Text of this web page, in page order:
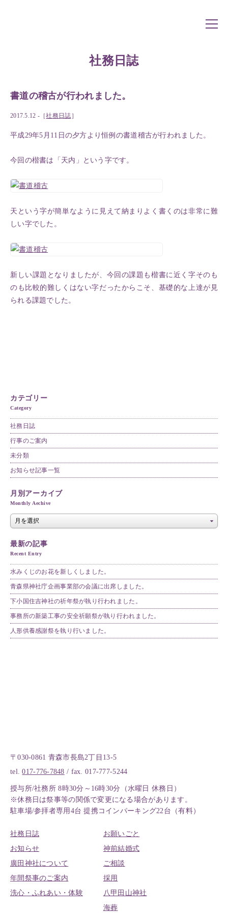
社務日誌
書道の稽古が行われました。
2017.5.12 -［社務日誌 ］
平成29年5月11日の夕方より恒例の書道稽古が行われました。
今回の楷書は「天内」という字です。
天という字が簡単なように見えて納まりよく書くのは非常に難
しい字でした。
新しい課題となりましたが、今回の課題も楷書に近く字そのも
のも比較的難しくはない字だったからこそ、基礎的な上達が見
られる課題でした。
カテゴリー
Category
社務日誌
行事のご案内
未分類
お知らせ記事一覧
月別アーカイブ
Monthly Aechive
最新の記事
Recent Entry
水みくじのお花を新しくしました。
青森県神社庁企画事業部の会議に出席しました。
下小国住吉神社の祈年祭が執り行われました。
事務所の新築工事の安全祈願祭が執り行われました。
人形供養感謝祭を執り行いました。
〒030-0861 青森市長島2丁目13-5
tel.017-776-7848 / fax. 017-777-5244
授与所/社務所 8時30分～16時30分（水曜日 休務日）
※休務日は祭事等の関係で変更になる場合があります。
駐車場/参拝者専用4台 提携コインパーキング22台（有料）
社務日誌
お知らせ
廣田神社について
年間祭事のご案内
洗心・ふれあい・体験
お願いごと
神前結婚式
ご相談
採用
八甲田山神社
海葬